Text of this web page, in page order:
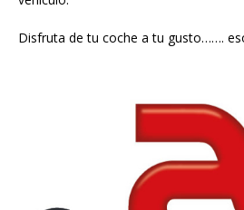
Disfruta de tu coche a tu gusto…….